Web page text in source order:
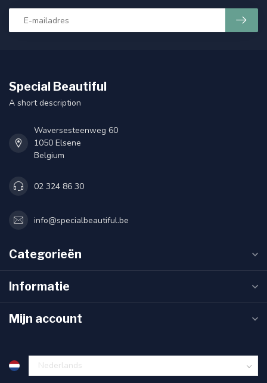
Special Beautiful
A short description
Waversesteenweg 60
1050 Elsene
Belgium
02 324 86 30
info@specialbeautiful.be
Categorieën
Informatie
Mijn account